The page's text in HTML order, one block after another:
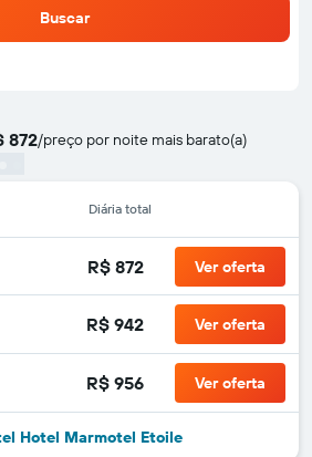
Buscar
872/preço por noite mais barato(a)
Diária total
R$ 872 Ver oferta
R$ 942 Ver oferta
R$ 956 Ver oferta
Hotel Marmotel Etoile